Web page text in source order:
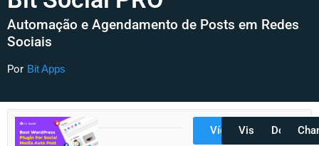
Automação e Agendamento de Posts em Redes
Sociais
Por Bit Apps
VídeosVisualizarDocs